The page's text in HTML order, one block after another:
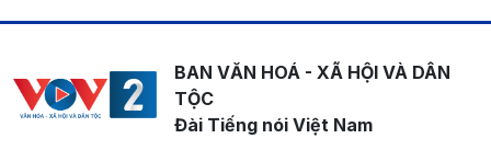
BAN VĂN HOÁ - XÃ HỘI VÀ DÂN
TỘC
Đài Tiếng nói Việt Nam